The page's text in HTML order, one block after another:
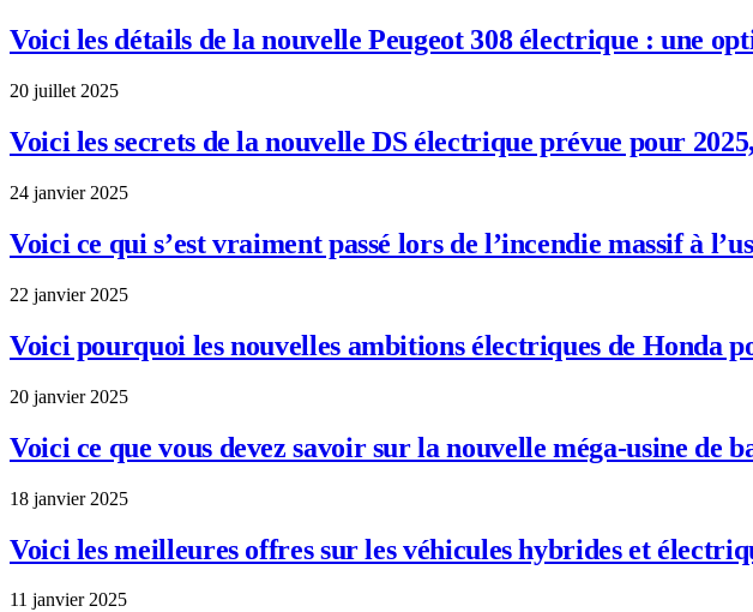
Voici les détails de la nouvelle Peugeot 308 électrique : une
20 juillet 2025
Voici les secrets de la nouvelle DS électrique prévue pour
24 janvier 2025
Voici ce qui s’est vraiment passé lors de l’incendie massif à
22 janvier 2025
Voici pourquoi les nouvelles ambitions électriques de Honda
20 janvier 2025
Voici ce que vous devez savoir sur la nouvelle méga-usine de
18 janvier 2025
Voici les meilleures offres sur les véhicules hybrides et
11 janvier 2025